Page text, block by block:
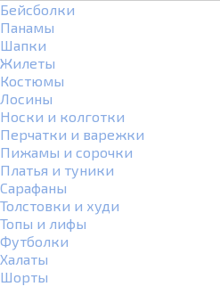
Бейсболки
Панамы
Шапки
Жилеты
Костюмы
Лосины
Носки и колготки
Перчатки и варежки
Пижамы и сорочки
Платья и туники
Сарафаны
Толстовки и худи
Топы и лифы
Футболки
Халаты
Шорты